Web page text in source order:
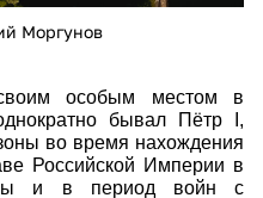
Моргунов
особым местом в
бывал Пётр I,
во время нахождения
Российской Империи в
и в период войн с